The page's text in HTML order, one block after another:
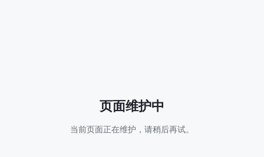
页面维护中
当前页面正在维护，请稍后再试。